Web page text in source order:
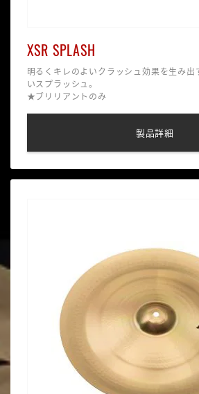
XSR SPLASH
明るくキレのよいクラッシュ効果を生み出
いスプラッシュ。
★ブリリアントのみ
製品詳細